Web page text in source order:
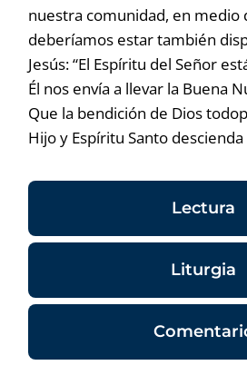
nuestra comunidad, en medio
deberíamos estar también
Jesús: “El Espíritu del Señor
Él nos envía a llevar la Buena
Que la bendición de Dios
Hijo y Espíritu Santo
Lectura
Liturgia